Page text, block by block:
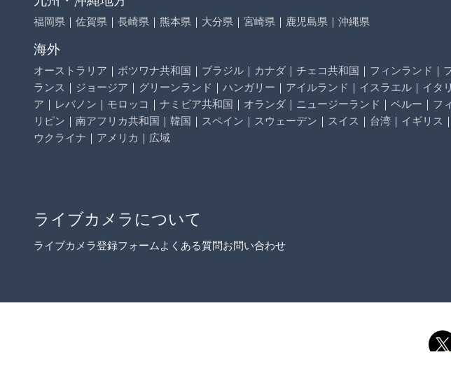
福岡県 ｜ 佐賀県 ｜ 長崎県 ｜ 熊本県 ｜ 大分県 ｜ 宮崎県 ｜ 鹿児島県 ｜ 沖縄県
海外
オーストラリア ｜ ボツワナ共和国 ｜ ブラジル ｜ カナダ ｜ チェコ共和国 ｜ フィンランド ｜
ランス ｜ ジョージア ｜ グリーンランド ｜ ハンガリー ｜ アイルランド ｜ イスラエル ｜ イタリ
ア ｜ レバノン ｜ モロッコ ｜ ナミビア共和国 ｜ オランダ ｜ ニュージーランド ｜ ペルー ｜ フィ
リピン ｜ 南アフリカ共和国 ｜ 韓国 ｜ スペイン ｜ スウェーデン ｜ スイス ｜ 台湾 ｜ イギリス ｜
ウクライナ ｜ アメリカ ｜ 広域
ライブカメラについて
ライブカメラ登録フォームよくある質問お問い合わせ